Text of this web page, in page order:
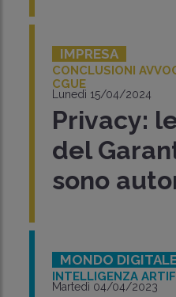
IMPRESA
CONCLUSIONI
CGUE
Lunedì 15/04/2024
Privacy:
del
sono
MONDO
INTELLIGENZA
Martedì 04/04/2023